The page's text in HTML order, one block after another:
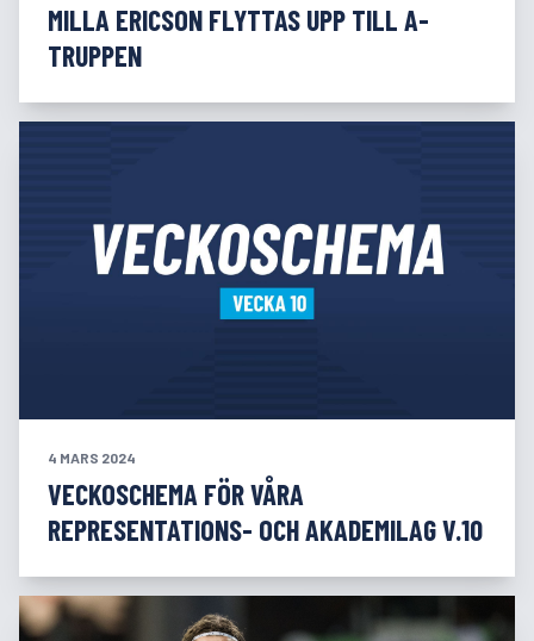
MILLA ERICSON FLYTTAS UPP TILL A-
TRUPPEN
4 MARS 2024
VECKOSCHEMA FÖR VÅRA
REPRESENTATIONS- OCH AKADEMILAG V.10